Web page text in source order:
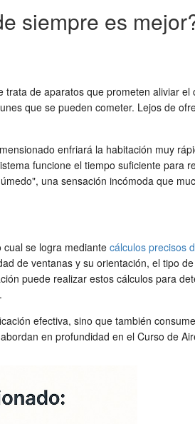
siempre es
de aparatos que prometen aliviar
que se pueden cometer. Lejos de
enfriará la habitación muy
funcione el tiempo suficiente para
una sensación incómoda que
se logra mediante cálculos precisos
de ventanas y su orientación, el tipo
puede realizar estos cálculos para
efectiva, sino que también
en profundidad en el Curso de